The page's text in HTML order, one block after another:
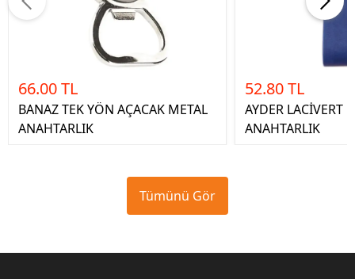
66.00 TL
BANAZ TEK YÖN AÇACAK METAL
ANAHTARLIK
52.80 TL
AYDER LACİVERT
ANAHTARLIK
Tümünü Gör